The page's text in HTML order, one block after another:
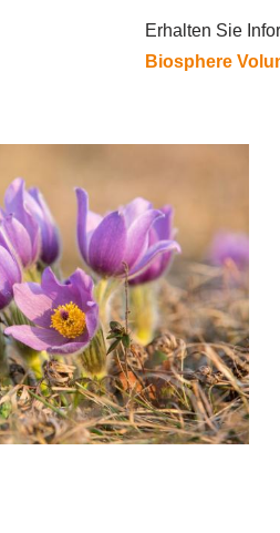
Erhalten Sie
Biosphere